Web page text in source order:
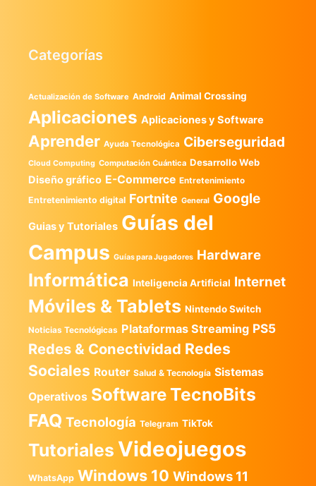
Categorías
Actualización de Software Android Animal Crossing
Aplicaciones Aplicaciones y Software
Aprender Ayuda Tecnológica Ciberseguridad
Cloud Computing Computación Cuántica Desarrollo Web
Diseño gráfico E-Commerce Entretenimiento
Entretenimiento digital Fortnite General Google
Guias y Tutoriales Guías del
Campus Guías para Jugadores Hardware
Informática Inteligencia Artificial Internet
Móviles & Tablets Nintendo Switch
Noticias Tecnológicas Plataformas Streaming PS5
Redes & Conectividad Redes
Sociales Router Salud & Tecnología Sistemas
Operativos SoftwareTecnoBits
FAQ Tecnología Telegram TikTok
Tutoriales Videojuegos
WhatsApp Windows 10 Windows 11